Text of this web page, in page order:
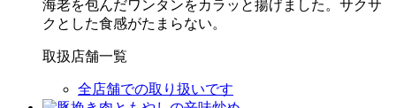
海老を包んだワンタンをカラッと揚げました。サクサ
クとした食感がたまらない。
取扱店舗一覧
全店舗での取り扱いです